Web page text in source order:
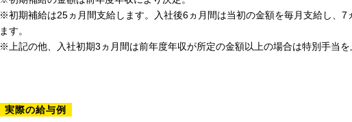
※初期補給は25ヵ月間支給します。入社後6ヵ月間は当初の金額を毎月支給し、7
ます。
※上記の他、入社初期3ヵ月間は前年度年収が所定の金額以上の場合は特別手当
実際の給与例